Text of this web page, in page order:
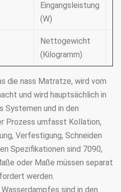
Eingangsleistung
(W)
Nettogewicht
(Kilogramm)
die nass Matratze, wird vom
und wird hauptsächlich in
Systemen und in den
Prozess umfasst Kollation,
Verfestigung, Schneiden
Spezifikationen sind 7090,
oder Maße müssen separat
werden.
sind in den